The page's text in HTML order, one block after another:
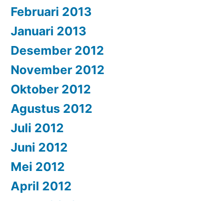
Februari 2013
Januari 2013
Desember 2012
November 2012
Oktober 2012
Agustus 2012
Juli 2012
Juni 2012
Mei 2012
April 2012